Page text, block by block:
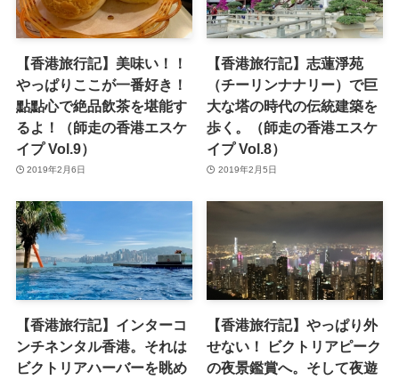
【香港旅行記】美味い！！
やっぱりここが一番好き！
點點心で絶品飲茶を堪能す
るよ！（師走の香港エスケ
イプ Vol.9）
2019年2月6日
【香港旅行記】志蓮淨苑
（チーリンナナリー）で巨
大な塔の時代の伝統建築を
歩く。（師走の香港エスケ
イプ Vol.8）
2019年2月5日
【香港旅行記】インターコ
ンチネンタル香港。それは
ビクトリアハーバーを眺め
【香港旅行記】やっぱり外
せない！ ビクトリアピーク
の夜景鑑賞へ。そして夜遊